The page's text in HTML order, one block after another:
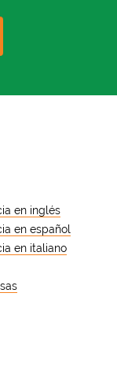
en inglés
en español
en italiano